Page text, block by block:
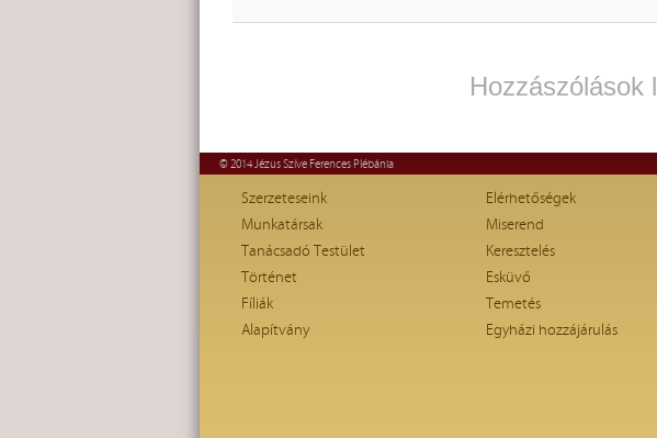
Hozzászólások
© 2014 Jézus Szíve Ferences Plébánia
Szerzeteseink
Munkatársak
Tanácsadó Testület
Történet
Fíliák
Alapítvány
Elérhetőségek
Miserend
Keresztelés
Esküvő
Temetés
Egyházi hozzájárulás